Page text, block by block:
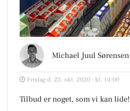
Michael Juul Sørensen
Fredag d. 23. okt. 2020 - kl. 14:00
Tilbud er noget, som vi kan lide!